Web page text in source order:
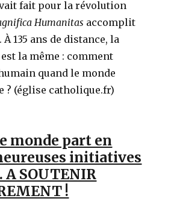
fait pour la révolution
Humanitas accomplit
135 ans de distance, la
la même : comment
quand le monde
? (église catholique.fr)
monde part en
initiatives
SOUTENIR
!